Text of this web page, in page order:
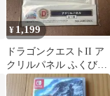
¥ 1,199
ドラゴンクエストII ア
クリルパネル ふくびき
所スペシャル D賞